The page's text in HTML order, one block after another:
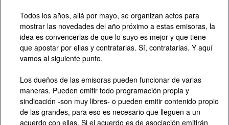
Todos los años, allá por mayo, se organizan actos para
mostrar las novedades del año próximo a estas emisoras, la
idea es convencerlas de que lo suyo es mejor y que tiene
que apostar por ellas y contratarlas. Sí, contratarlas. Y aquí
vamos al siguiente punto.
Los dueños de las emisoras pueden funcionar de varias
maneras. Pueden emitir todo programación propia y
sindicación -son muy libres- o pueden emitir contenido propio
de las grandes, para eso es necesario que lleguen a un
acuerdo con ellas. Si el acuerdo es de asociación emitirán